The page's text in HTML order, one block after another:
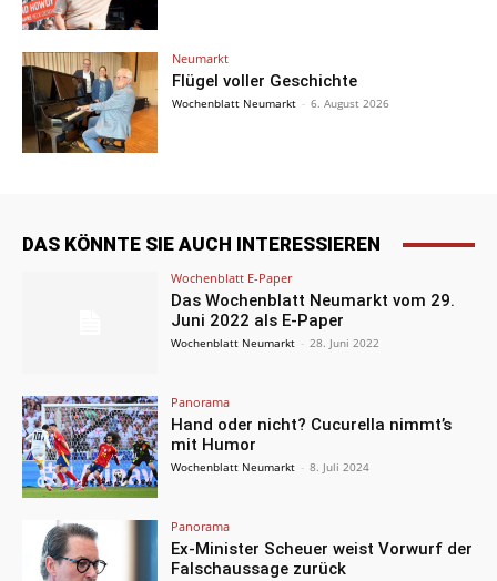
Neumarkt
Flügel voller Geschichte
Wochenblatt Neumarkt - 6. August 2026
DAS KÖNNTE SIE AUCH INTERESSIEREN
Wochenblatt E-Paper
Das Wochenblatt Neumarkt vom 29.
Juni 2022 als E-Paper
Wochenblatt Neumarkt - 28. Juni 2022
Panorama
Hand oder nicht? Cucurella nimmt’s
mit Humor
Wochenblatt Neumarkt - 8. Juli 2024
Panorama
Ex-Minister Scheuer weist Vorwurf der
Falschaussage zurück